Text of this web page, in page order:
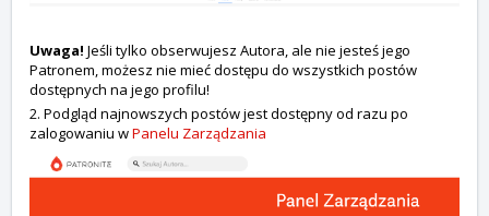
Uwaga! Jeśli tylko obserwujesz Autora, ale nie jesteś jego
Patronem, możesz nie mieć dostępu do wszystkich postów
dostępnych na jego profilu!
2. Podgląd najnowszych postów jest dostępny od razu po
zalogowaniu wPanelu Zarządzania